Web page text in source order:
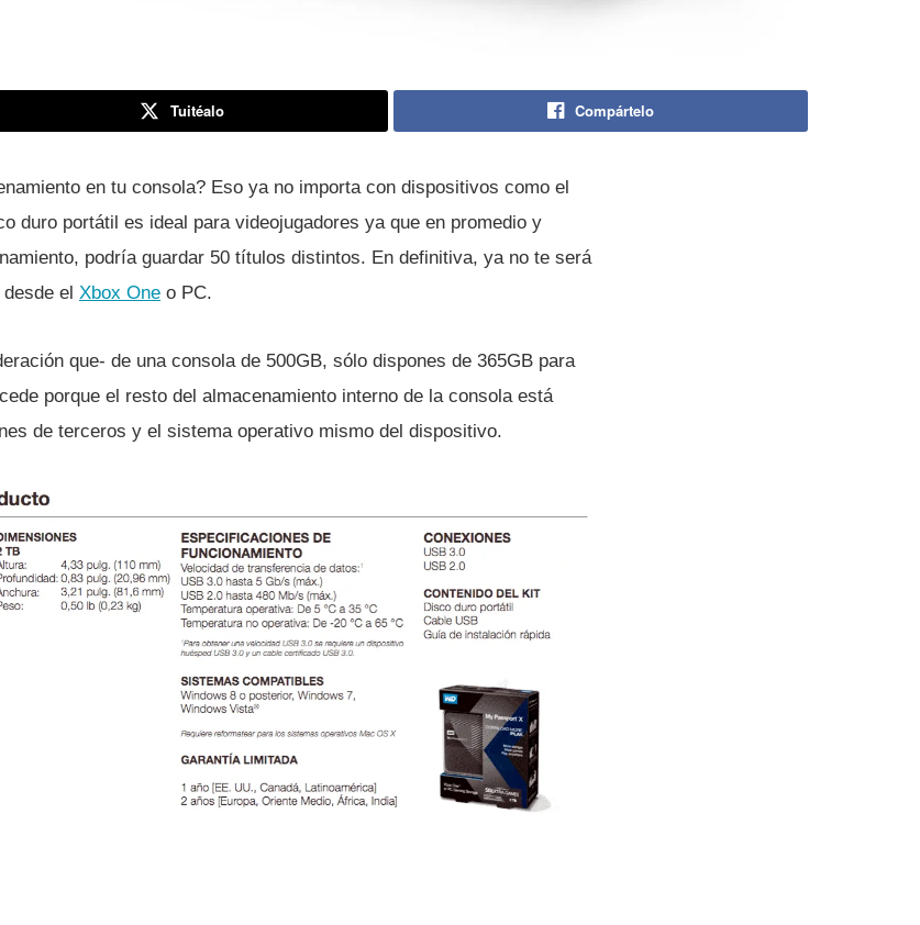
Tuitéalo Compártelo
en tu consola? Eso ya no importa con dispositivos como el
duro portátil es ideal para videojugadores ya que en promedio y
podrí­a guardar 50 tí­tulos distintos. En definitiva, ya no te será
el Xbox One o PC.
que- de una consola de 500GB, sólo dispones de 365GB para
porque el resto del almacenamiento interno de la consola está
de terceros y el sistema operativo mismo del dispositivo.